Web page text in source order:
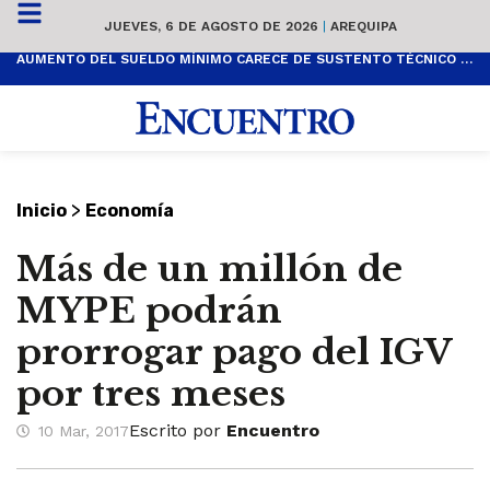
JUEVES, 6 DE AGOSTO DE 2026 | AREQUIPA
AUMENTO DEL SUELDO MÍNIMO CARECE DE SUSTENTO TÉCNICO Y ES POPULISTA
Inicio > Economía
Más de un millón de
MYPE podrán
prorrogar pago del IGV
por tres meses
10 Mar, 2017Escrito por Encuentro